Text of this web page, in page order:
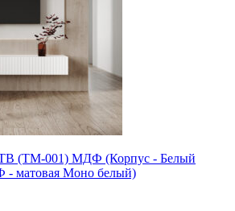
(ТМ-001) МДФ (Корпус - Белый
матовая Моно белый)